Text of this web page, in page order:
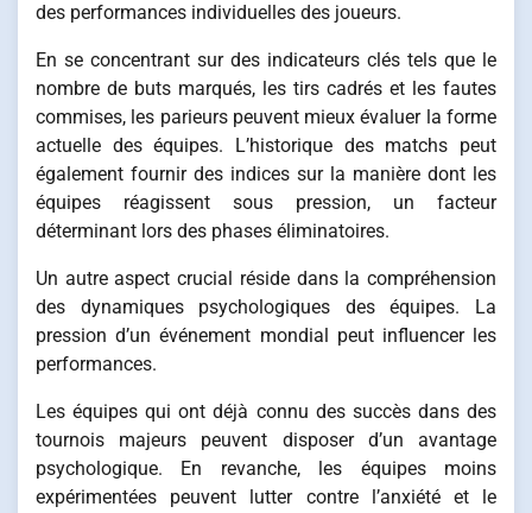
des performances individuelles des joueurs.
En se concentrant sur des indicateurs clés tels que le
nombre de buts marqués, les tirs cadrés et les fautes
commises, les parieurs peuvent mieux évaluer la forme
actuelle des équipes. L’historique des matchs peut
également fournir des indices sur la manière dont les
équipes réagissent sous pression, un facteur
déterminant lors des phases éliminatoires.
Un autre aspect crucial réside dans la compréhension
des dynamiques psychologiques des équipes. La
pression d’un événement mondial peut influencer les
performances.
Les équipes qui ont déjà connu des succès dans des
tournois majeurs peuvent disposer d’un avantage
psychologique. En revanche, les équipes moins
expérimentées peuvent lutter contre l’anxiété et le